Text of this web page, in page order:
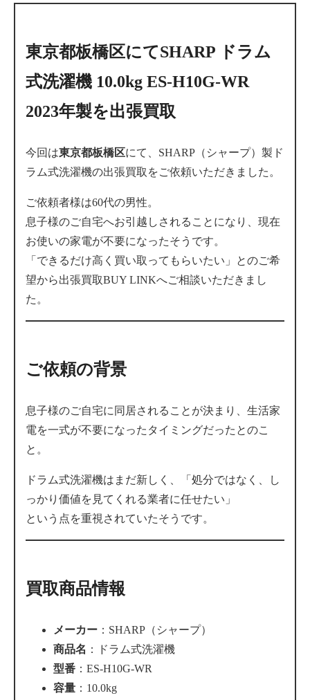
東京都板橋区にてSHARP ドラム
式洗濯機 10.0kg ES-H10G-WR
2023年製を出張買取
今回は東京都板橋区にて、SHARP（シャープ）製ド
ラム式洗濯機の出張買取をご依頼いただきました。
ご依頼者様は60代の男性。
息子様のご自宅へお引越しされることになり、現在
お使いの家電が不要になったそうです。
「できるだけ高く買い取ってもらいたい」とのご希
望から出張買取BUY LINKへご相談いただきまし
た。
ご依頼の背景
息子様のご自宅に同居されることが決まり、生活家
電を一式が不要になったタイミングだったとのこ
と。
ドラム式洗濯機はまだ新しく、「処分ではなく、し
っかり価値を見てくれる業者に任せたい」
という点を重視されていたそうです。
買取商品情報
メーカー ：SHARP（シャープ）
商品名 ：ドラム式洗濯機
型番 ：ES-H10G-WR
容量 ：10.0kg